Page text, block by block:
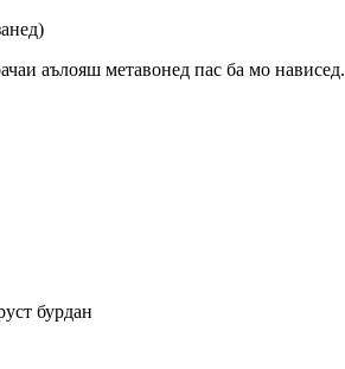
аълояш метавонед пас ба мо нависед.
бурдан